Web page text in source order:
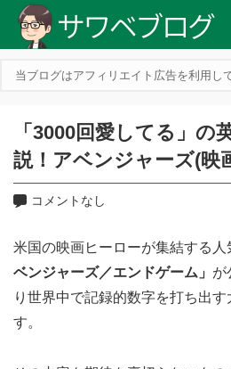
当ブログはアフィリエイト広告を利用し
「3000回愛してる」の
説！アベンジャーズ(映
コメントなし
米国の映画ヒーローが集結する
ベンジャーズ／エンドゲーム」 が
り世界中で記録的数字を打ち出
す。